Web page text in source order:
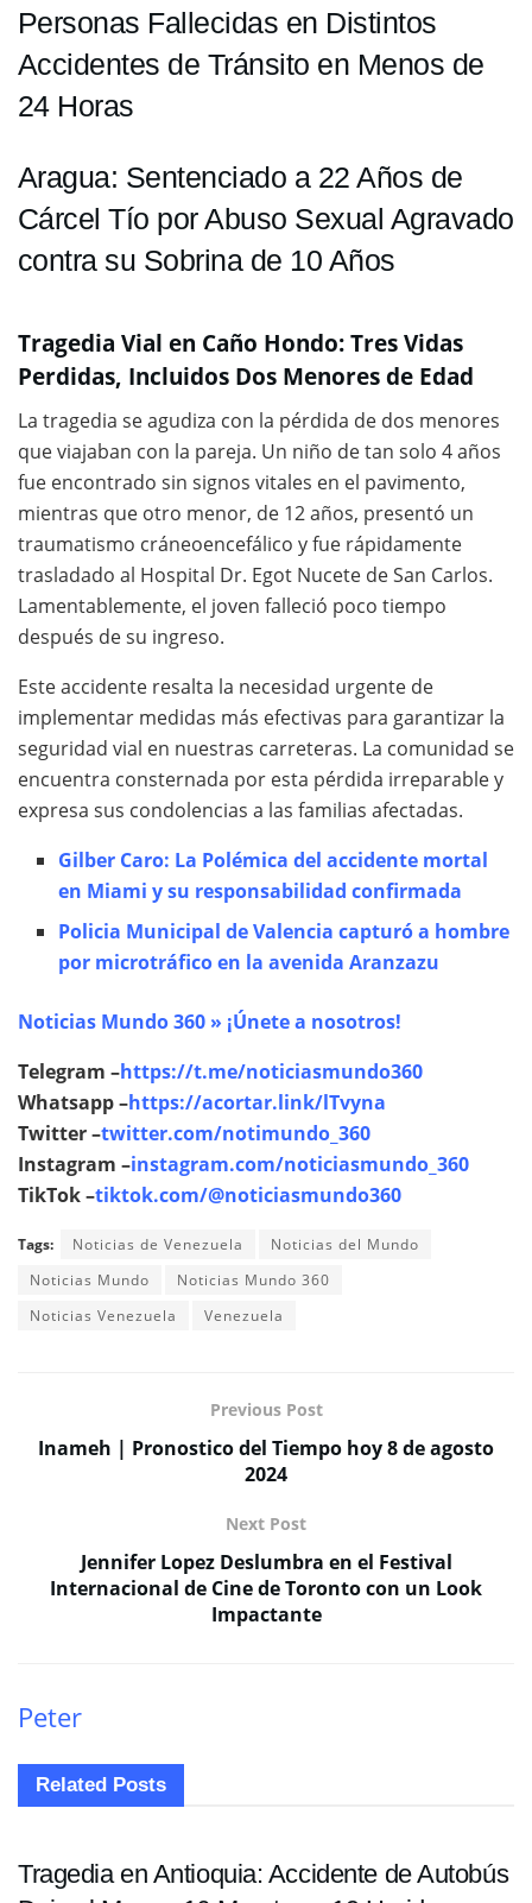
Personas Fallecidas en Distintos
Accidentes de Tránsito en Menos de
24 Horas
Aragua: Sentenciado a 22 Años de
Cárcel Tío por Abuso Sexual Agravado
contra su Sobrina de 10 Años
Tragedia Vial en Caño Hondo: Tres Vidas
Perdidas, Incluidos Dos Menores de Edad
La tragedia se agudiza con la pérdida de dos menores
que viajaban con la pareja. Un niño de tan solo 4 años
fue encontrado sin signos vitales en el pavimento,
mientras que otro menor, de 12 años, presentó un
traumatismo cráneoencefálico y fue rápidamente
trasladado al Hospital Dr. Egot Nucete de San Carlos.
Lamentablemente, el joven falleció poco tiempo
después de su ingreso.
Este accidente resalta la necesidad urgente de
implementar medidas más efectivas para garantizar la
seguridad vial en nuestras carreteras. La comunidad se
encuentra consternada por esta pérdida irreparable y
expresa sus condolencias a las familias afectadas.
Gilber Caro: La Polémica del accidente mortal
en Miami y su responsabilidad confirmada
Policia Municipal de Valencia capturó a hombre
por microtráfico en la avenida Aranzazu
Noticias Mundo 360 » ¡Únete a nosotros!
Telegram –https://t.me/noticiasmundo360
Whatsapp –https://acortar.link/lTvyna
Twitter –twitter.com/notimundo_360
Instagram –instagram.com/noticiasmundo_360
TikTok –tiktok.com/@noticiasmundo360
Tags: Noticias de Venezuela
Noticias del Mundo
Noticias Mundo
Noticias Mundo 360
Noticias Venezuela
Venezuela
Previous Post
Inameh | Pronostico del Tiempo hoy 8 de agosto
2024
Next Post
Jennifer Lopez Deslumbra en el Festival
Internacional de Cine de Toronto con un Look
Impactante
Peter
Related Posts
SUCESOS
Tragedia en Antioquia: Accidente de Autobús